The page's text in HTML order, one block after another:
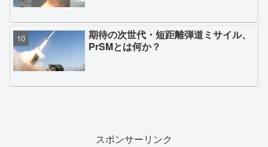
期待の次世代・短距離弾道ミサイル、
PrSMとは何か？
スポンサーリンク